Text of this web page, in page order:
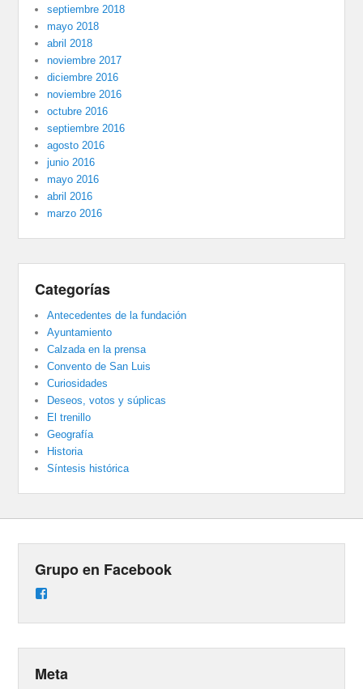
septiembre 2018
mayo 2018
abril 2018
noviembre 2017
diciembre 2016
noviembre 2016
octubre 2016
septiembre 2016
agosto 2016
junio 2016
mayo 2016
abril 2016
marzo 2016
Categorías
Antecedentes de la fundación
Ayuntamiento
Calzada en la prensa
Convento de San Luis
Curiosidades
Deseos, votos y súplicas
El trenillo
Geografía
Historia
Síntesis histórica
Grupo en Facebook
en
Meta